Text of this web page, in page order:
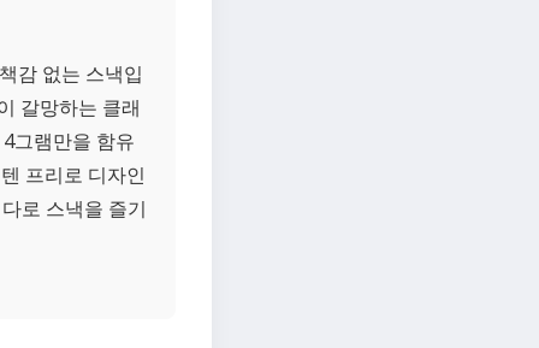
감 없는 스낵입
갈망하는 클래
그램만을 함유
프리로 디자인
로 스낵을 즐기